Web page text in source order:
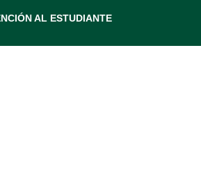
AL ESTUDIANTE